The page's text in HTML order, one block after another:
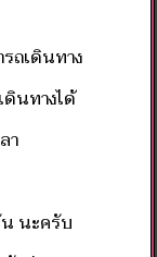
ถเดินทาง
ดินทางได้
า
นะครับ